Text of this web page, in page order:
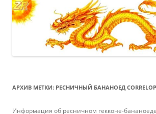
АРХИВ МЕТКИ: РЕСНИЧНЫЙ БАНАНОЕД
Информация об ресничном гекконе-